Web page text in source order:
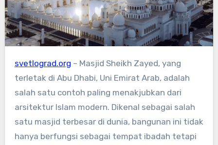
svetlograd.org – Masjid Sheikh Zayed, yang
terletak di Abu Dhabi, Uni Emirat Arab, adalah
salah satu contoh paling menakjubkan dari
arsitektur Islam modern. Dikenal sebagai salah
satu masjid terbesar di dunia, bangunan ini tidak
hanya berfungsi sebagai tempat ibadah tetapi